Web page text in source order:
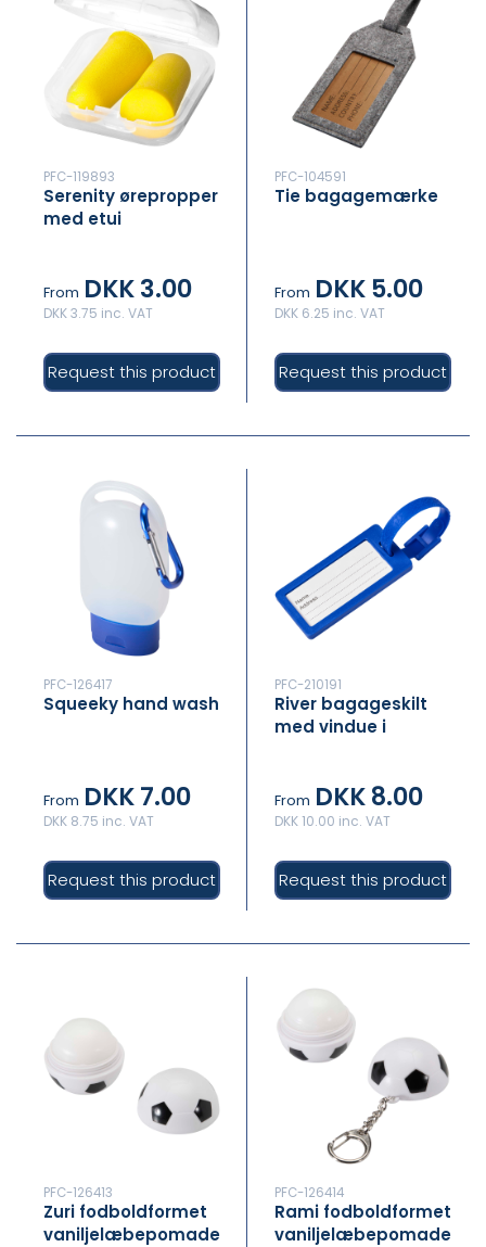
PFC-119893
Serenity ørepropper
med etui
From DKK 3.00
DKK 3.75 inc. VAT
Request this product
PFC-104591
Tie bagagemærke
From DKK 5.00
DKK 6.25 inc. VAT
Request this product
PFC-126417
Squeeky hand wash
From DKK 7.00
DKK 8.75 inc. VAT
Request this product
PFC-210191
River bagageskilt
med vindue i
From DKK 8.00
DKK 10.00 inc. VAT
Request this product
PFC-126413
Zuri fodboldformet
vaniljelæbepomade
PFC-126414
Rami fodboldformet
vaniljelæbepomade